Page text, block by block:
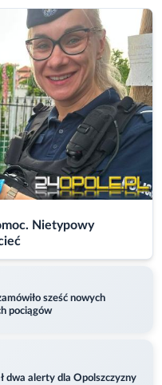
Nietypowy
sześć nowych
pociągów
dwa alerty dla Opolszczyzny